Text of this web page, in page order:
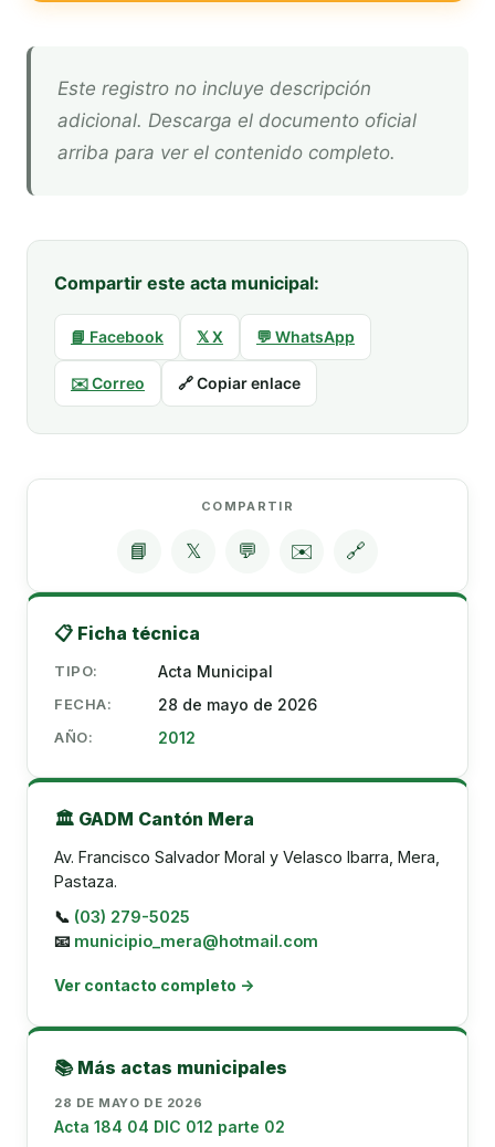
Este registro no incluye descripción
adicional. Descarga el documento oficial
arriba para ver el contenido completo.
Compartir este acta municipal:
📘 Facebook 𝕏 X 💬 WhatsApp
✉️ Correo 🔗 Copiar enlace
COMPARTIR
📘 𝕏 💬 ✉️ 🔗
📋 Ficha técnica
TIPO: Acta Municipal
FECHA: 28 de mayo de 2026
AÑO: 2012
🏛️ GADM Cantón Mera
Av. Francisco Salvador Moral y Velasco Ibarra, Mera,
Pastaza.
📞 (03) 279-5025
📧 municipio_mera@hotmail.com
Ver contacto completo →
📚 Más actas municipales
28 DE MAYO DE 2026
Acta 184 04 DIC 012 parte 02